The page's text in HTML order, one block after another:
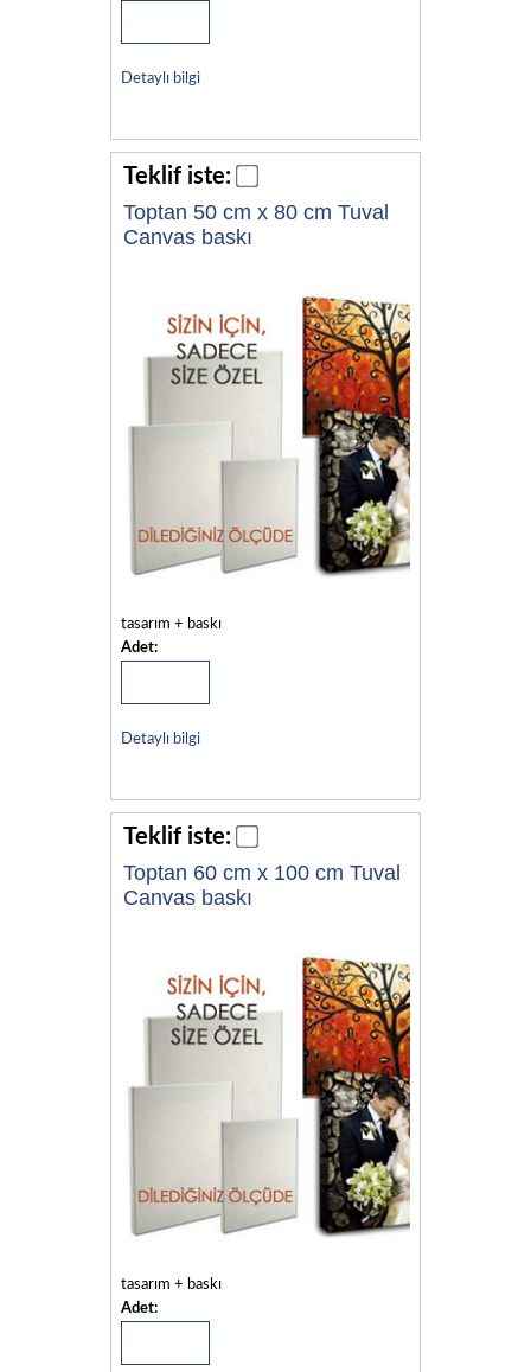
Detaylı bilgi
Teklif iste:
Toptan 50 cm x 80 cm Tuval
Canvas baskı
tasarım + baskı
Adet:
Detaylı bilgi
Teklif iste:
Toptan 60 cm x 100 cm Tuval
Canvas baskı
tasarım + baskı
Adet: